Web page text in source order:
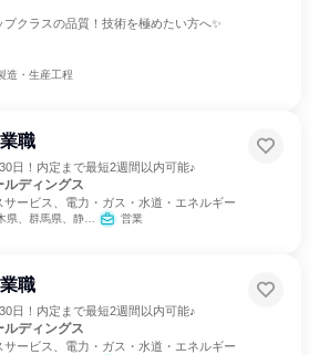
クラスの品質！技術を極めたい方へ✨
造・生産工程
職
日！内定まで最短2週間以内可能♪
ディングス
ービス、電力・ガス・水道・エネルギー
静岡県、愛知県、滋賀県、兵庫県 営業
職
日！内定まで最短2週間以内可能♪
ディングス
ービス、電力・ガス・水道・エネルギー